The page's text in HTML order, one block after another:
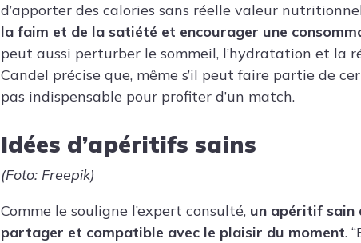
d’apporter des calories sans réelle valeur
la faim et de la satiété et encourager une
peut aussi perturber le sommeil, l’hydratation et la
Candel précise que, même s’il peut faire partie de
pas indispensable pour profiter d’un match.
Idées d’apéritifs sains
(Foto: Freepik)
Comme le souligne l’expert consulté, un apéritif sain
partager et compatible avec le plaisir du moment.